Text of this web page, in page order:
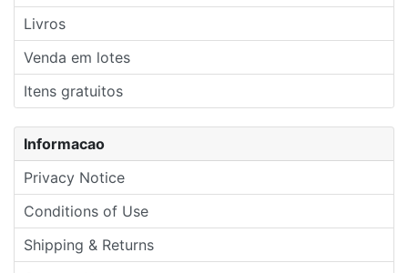
Livros
Venda em lotes
Itens gratuitos
Informacao
Privacy Notice
Conditions of Use
Shipping & Returns